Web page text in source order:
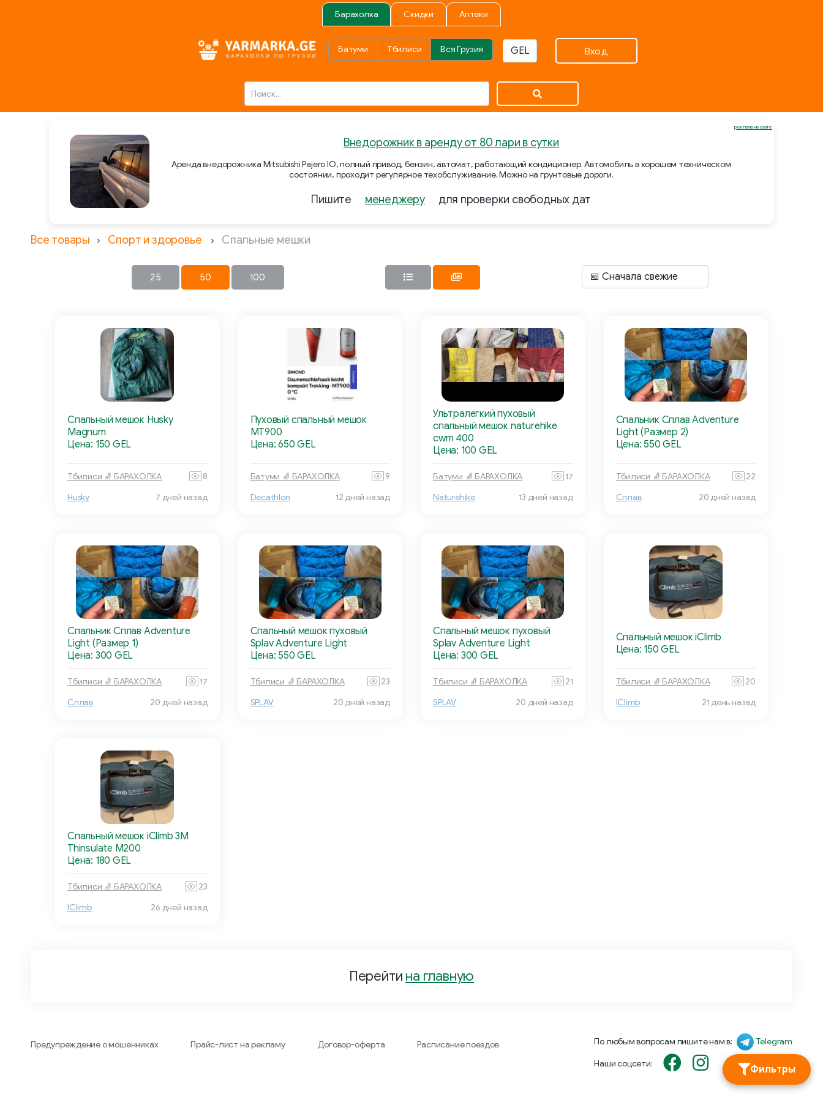
Барахолка Скидки Аптеки
Батуми Тбилиси Вся Грузия Вход
Внедорожник в аренду от 80 лари в сутки
Аренда внедорожника Mitsubishi Pajero IO, полный привод, бензин, автомат, работающий кондиционер. Автомобиль в хорошем техническом
состоянии, проходит регулярное техобслуживание. Можно на грунтовые дороги.
Пишите менеджеру для проверки свободных дат
реклама на сайте
Все товары Спорт и здоровье Спальные мешки
Фильтры
25 50 100
Спальный мешок Husky
Magnum
Цена: 150 GEL
Тбилиси 🧦 БАРАХОЛКА 8
Husky 7 дней назад
Пуховый спальный мешок
MT900
Цена: 650 GEL
Батуми 🧦 БАРАХОЛКА 9
Decathlon 12 дней назад
Ультралегкий пуховый
спальный мешок naturehike
cwm 400
Цена: 100 GEL
Батуми 🧦 БАРАХОЛКА 17
Naturehike 13 дней назад
Спальник Сплав Adventure
Light (Размер 2)
Цена: 550 GEL
Тбилиси 🧦 БАРАХОЛКА 22
Сплав 20 дней назад
Спальник Сплав Adventure
Light (Размер 1)
Цена: 300 GEL
Тбилиси 🧦 БАРАХОЛКА 17
Сплав 20 дней назад
Спальный мешок пуховый
Splav Adventure Light
Цена: 550 GEL
Тбилиси 🧦 БАРАХОЛКА 23
SPLAV 20 дней назад
Спальный мешок пуховый
Splav Adventure Light
Цена: 300 GEL
Тбилиси 🧦 БАРАХОЛКА 21
SPLAV 20 дней назад
Спальный мешок iClimb
Цена: 150 GEL
Тбилиси 🧦 БАРАХОЛКА 20
IClimb 21 день назад
Спальный мешок iClimb 3M
Thinsulate M200
Цена: 180 GEL
Тбилиси 🧦 БАРАХОЛКА 23
IClimb 26 дней назад
Перейти на главную
Предупреждение о мошенниках Прайс-лист на рекламу Договор-оферта Расписание поездов По любым вопросам пишите нам в: Telegram
Наши соцсети: